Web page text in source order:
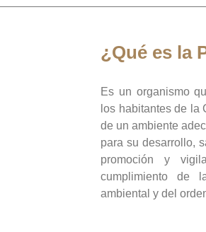
¿Qué es la
Es un organismo
los habitantes de la
de un ambiente
para su desarrollo,
promoción y
cumplimiento de
ambiental y del